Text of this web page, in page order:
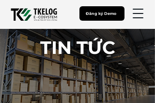
Đăng ký Demo
​TIN TỨC